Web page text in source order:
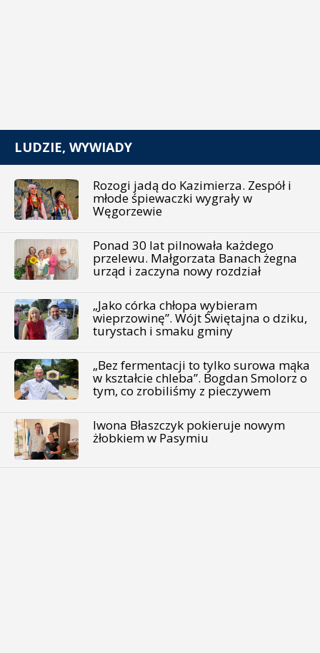
LUDZIE, WYWIADY
Rozogi jadą do Kazimierza. Zespół i
młode śpiewaczki wygrały w
Węgorzewie
Ponad 30 lat pilnowała każdego
przelewu. Małgorzata Banach żegna
urząd i zaczyna nowy rozdział
„Jako córka chłopa wybieram
wieprzowinę”. Wójt Świętajna o dziku,
turystach i smaku gminy
„Bez fermentacji to tylko surowa mąka
w kształcie chleba”. Bogdan Smolorz o
tym, co zrobiliśmy z pieczywem
Iwona Błaszczyk pokieruje nowym
żłobkiem w Pasymiu